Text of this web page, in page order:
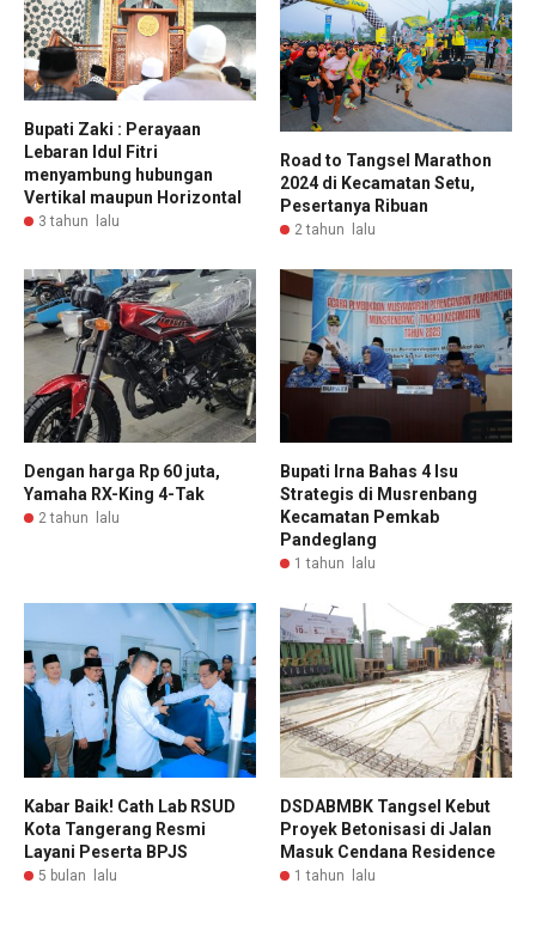
Bupati Zaki : Perayaan
Lebaran Idul Fitri
menyambung hubungan
Vertikal maupun Horizontal
3 tahun lalu
Road to Tangsel Marathon
2024 di Kecamatan Setu,
Pesertanya Ribuan
2 tahun lalu
Dengan harga Rp 60 juta,
Yamaha RX-King 4-Tak
2 tahun lalu
Bupati Irna Bahas 4 Isu
Strategis di Musrenbang
Kecamatan Pemkab
Pandeglang
1 tahun lalu
Kabar Baik! Cath Lab RSUD
Kota Tangerang Resmi
Layani Peserta BPJS
5 bulan lalu
DSDABMBK Tangsel Kebut
Proyek Betonisasi di Jalan
Masuk Cendana Residence
1 tahun lalu